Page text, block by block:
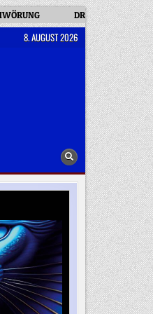
DRAMA IN DER
8. AUGUST 2026